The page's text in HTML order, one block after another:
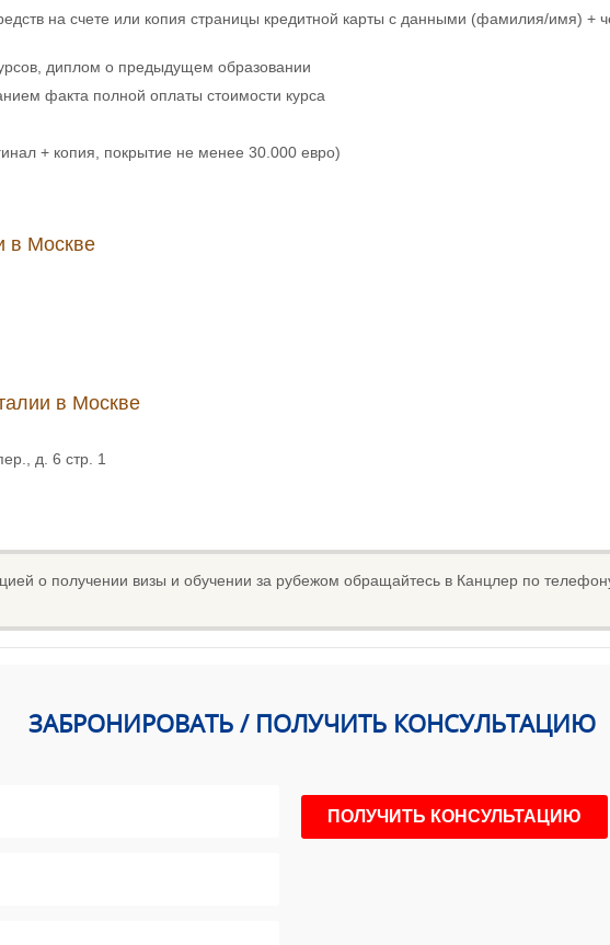
на счете или копия страницы кредитной карты с данными (фамилия/имя) +
диплом о предыдущем образовании
факта полной оплаты стоимости курса
+ копия, покрытие не менее 30.000 евро)
в Москве
в Москве
д. 6 стр. 1
о получении визы и обучении за рубежом обращайтесь в Канцлер по
ЗАБРОНИРОВАТЬ / ПОЛУЧИТЬ КОНСУЛЬТАЦИЮ